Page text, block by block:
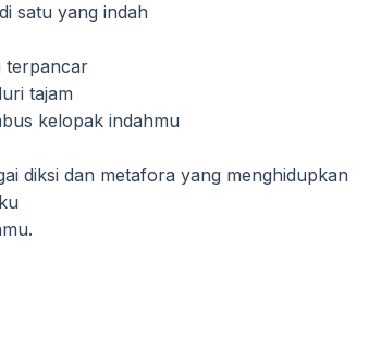
satu yang indah
terpancar
tajam
kelopak indahmu
diksi dan metafora yang menghidupkan